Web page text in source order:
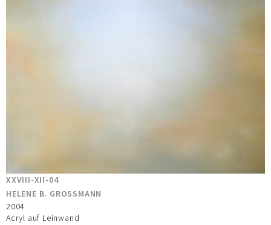
11. JUNI BIS 14.
XXVIII-XII-04
HELENE B. GROSSMANN
2004
Acryl auf Leinwand